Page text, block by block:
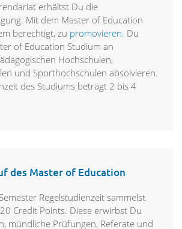
erhältst Du die
Mit dem Master of Education
berechtigt, zu promovieren. Du
of Education Studium an
Hochschulen,
und Sporthochschulen absolvieren.
des Studiums beträgt 2 bis 4
des Master of Education
Regelstudienzeit sammelst
Credit Points. Diese erwirbst Du
mündliche Prüfungen, Referate und